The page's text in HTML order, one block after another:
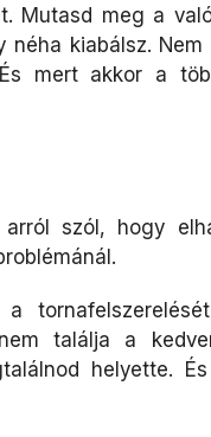
Mutasd meg a
kiabálsz.
mert akkor a
szól, hogy
találja a
helyette.